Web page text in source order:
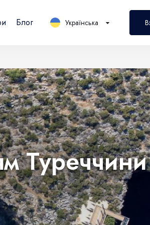
Блог Українська
Туреччини
PL
Polski